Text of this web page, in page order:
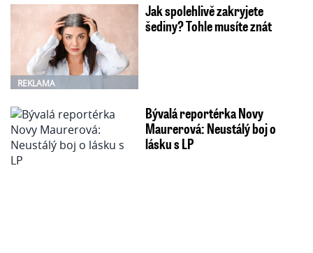
REKLAMA
Jak spolehlivě zakryjete
šediny? Tohle musíte znát
Bývalá reportérka Novy
Maurerová: Neustálý boj o
lásku s LP